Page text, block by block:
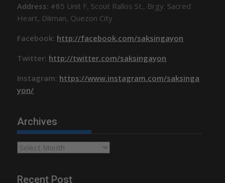
Address:#85 Unit F, Scout Rallos St., Brgy. Sacred
Heart, Diliman, Quezon City
Facebook: http://facebook.com/saksingayon
Twitter: http://twitter.com/saksingayon
Instagram: https://www.instagram.com/saksinga
yon/
Archives
Archives
Recent Post